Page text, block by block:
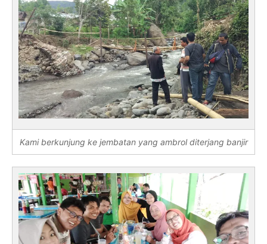
Kami berkunjung ke jembatan yang ambrol diterjang banjir